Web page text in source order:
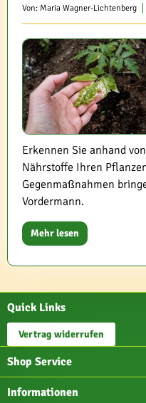
Von: Maria Wagner-Lichtenberg
Erkennen Sie anhand
Nährstoffe Ihren
Gegenmaßnahmen
Vordermann.
Mehr lesen
Quick Links
Vertrag widerrufen
Shop Service
Informationen